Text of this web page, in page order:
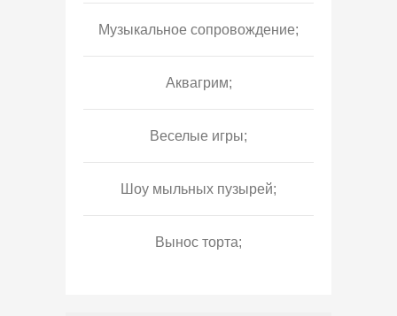
Музыкальное сопровождение;
Аквагрим;
Веселые игры;
Шоу мыльных пузырей;
Вынос торта;